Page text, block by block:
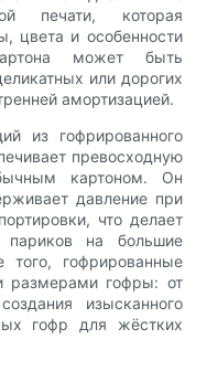
печати, которая
цвета и особенности
может быть
или дорогих
амортизацией.
из гофрированного
превосходную
картоном. Он
давление при
что делает
на большие
гофрированные
размерами гофры: от
изысканного
гофр для жёстких